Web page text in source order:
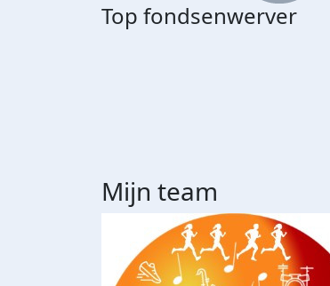
Top fondsenwerver
Mijn team